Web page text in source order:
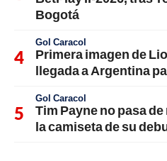
Bogotá
Gol Caracol
Primera imagen de
llegada a Argentina
Gol Caracol
Tim Payne no pasa
la camiseta de su